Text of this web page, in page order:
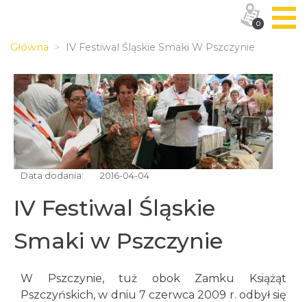
Główna IV Festiwal Śląskie Smaki W Pszczynie
Data dodania: 2016-04-04
IV Festiwal Śląskie
Smaki w Pszczynie
W Pszczynie, tuż obok Zamku Książąt
Pszczyńskich, w dniu 7 czerwca 2009 r. odbył się
0